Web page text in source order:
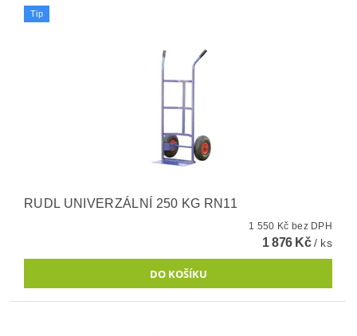
Tip
RUDL UNIVERZÁLNÍ 250 KG RN11
1 550 Kč bez DPH
1 876 Kč/ ks